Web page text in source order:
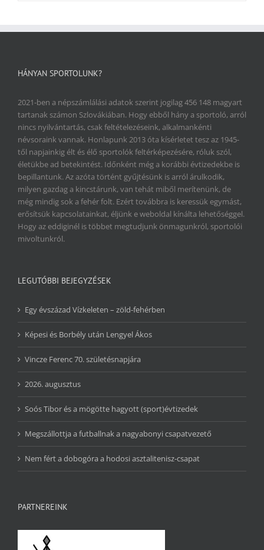
HÁNYAN SPORTOLUNK?
2021-ben a népszámlálási adatok szerint jogilag 456 148 magyart
tartanak számon Szlovákiában. Hogy ebből hány a sportoló, arról
nincs nyilvántartás, csak feltételezéseink, alkalmankénti
névsoraink vannak. Honlapunk 2013 óta kísérletet tesz az 1945-
től napjainkig élt és élő sportolók feltérképezésére, róluk szól,
életükbe ad betekintést. Időnként még a korábbi évtizedekbe is
bepillantunk. Az azóta történt gyűjtésünk is arról árulkodik,
milyen gazdag a kincstárunk, van tehát miből merítenünk, de
még mindig sok a fehér folt. Ezért továbbra is keressük egymást,
erősítsük kapcsolatainkat, éljünk e weboldal kínálta lehetőséggel.
Hogy az eddiginél is többet megtudjunk önmagunkról, sportolói
mivoltunkról.
LEGUTÓBBI BEJEGYZÉSEK
Egy évszázad Vízkeleten – zöld-fehérben
Képesi és Borbély után Lengyel Ákos
Vincze Ferenc 70. születésnapjára
2026. augusztus
Soós Tibor és a mögötte hagyott (sport)évtizedek
Megszállottja a futballnak a nagyabonyi csapatvezető
Nem fért a dobogóra a hodosi asztalitenisz-csapat
PARTNEREINK